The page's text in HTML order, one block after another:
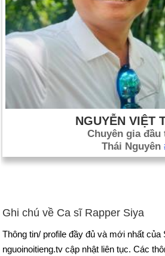
NGUYỄN VIỆT
Chuyên gia
Thái Nguyên
Ghi chú về Ca sĩ Rapper Siya
Thông tin/ profile đầy đủ và mới nhất của
nguoinoitieng.tv cập nhật liên tục. Các